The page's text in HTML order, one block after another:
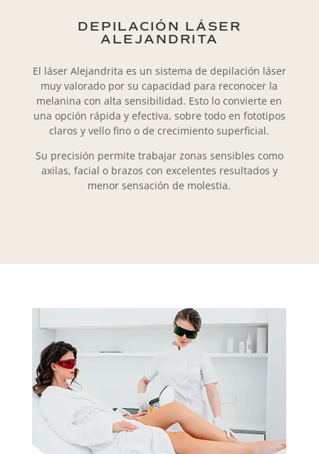
DEPILACIÓN LÁSER
ALEJANDRITA
El láser Alejandrita es un sistema de depilación láser
muy valorado por su capacidad para reconocer la
melanina con alta sensibilidad. Esto lo convierte en
una opción rápida y efectiva, sobre todo en fototipos
claros y vello fino o de crecimiento superficial.
Su precisión permite trabajar zonas sensibles como
axilas, facial o brazos con excelentes resultados y
menor sensación de molestia.